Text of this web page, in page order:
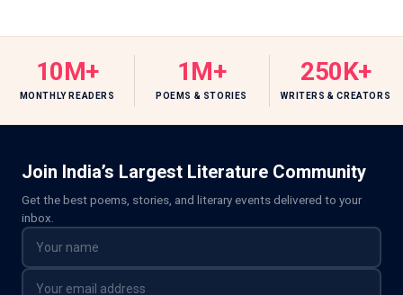
10M+
MONTHLY READERS
1M+
POEMS & STORIES
250K+
WRITERS & CREATORS
Join India’s Largest Literature Community
Get the best poems, stories, and literary events delivered to your
inbox.